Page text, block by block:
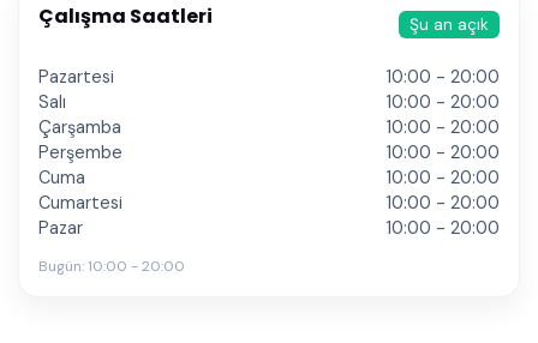
Çalışma Saatleri Şu an açık
Pazartesi
10:00 - 20:00
Salı
10:00 - 20:00
Çarşamba
10:00 - 20:00
Perşembe
10:00 - 20:00
Cuma
10:00 - 20:00
Cumartesi
10:00 - 20:00
Pazar
10:00 - 20:00
Bugün: 10:00 - 20:00